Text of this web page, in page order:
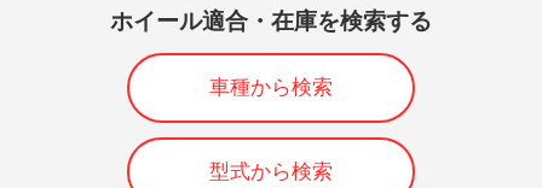
ホイール適合・在庫を検索する
車種から検索
型式から検索